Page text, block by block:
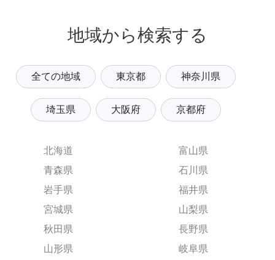
地域から検索する
全ての地域 東京都 神奈川県
埼玉県 大阪府 京都府
北海道
青森県
岩手県
宮城県
秋田県
山形県
富山県
石川県
福井県
山梨県
長野県
岐阜県